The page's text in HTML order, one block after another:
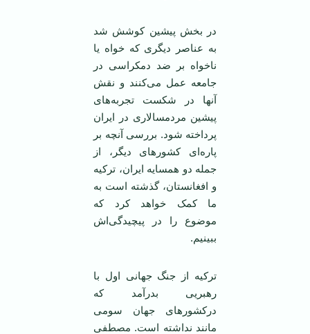
در بخش پیشین کوشش شد
به عناصر دیگری که خواه یا
ناخواه بر ضد دمکراسی در
جامعه عمل می‌کنند و نقش
آنها در شکست تجربه‌های
پیشین مردمسالاری در ایران
پرداخته شود. بررسی آنچه بر
پاره‌ای کشورهای دیگر، از
جمله دو همسایه ایران، ترکیه
و افغانستان، گذشته است به
ما کمک خواهد کرد که
موضوع را در پیچیدگی‌اش
ببینیم.
ترکیه از جنگ جهانی اول با
رهبریی بدرآمد که
درکشورهای جهان سومی
مانند نداشته است. مصطفی